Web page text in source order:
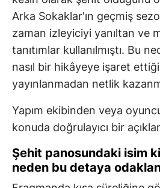
Arka Sokaklar'ın geçmiş
zaman izleyiciyi yanıltan ve
tanıtımlar kullanılmıştı. Bu
nasıl bir hikâyeye işaret
yayınlanmadan netlik
Yapım ekibinden veya
konuda doğrulayıcı bir
Şehit panosundaki isim
neden bu detaya